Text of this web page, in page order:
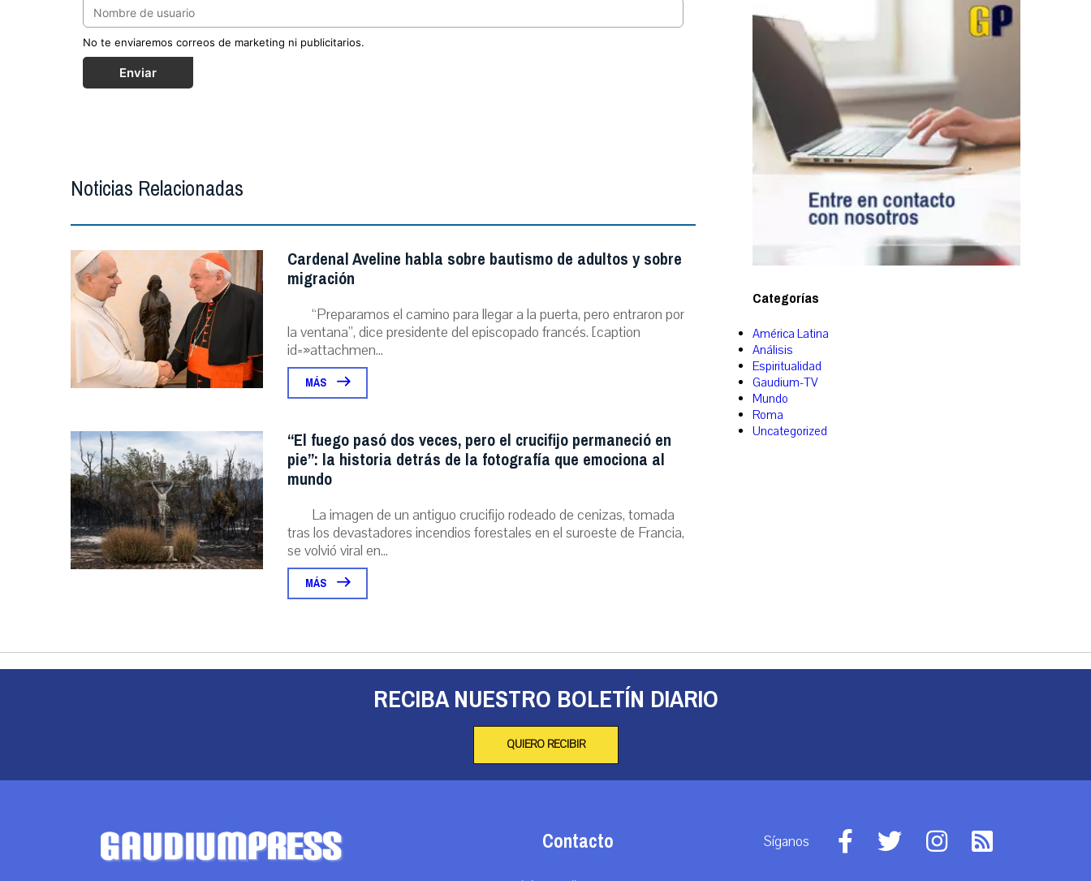
No te enviaremos correos de marketing ni publicitarios.
Enviar
Noticias Relacionadas
Cardenal Aveline habla sobre bautismo de adultos y sobre
migración
“Preparamos el camino para llegar a la puerta, pero entraron por
la ventana”, dice presidente del episcopado francés. [caption
id=»attachmen...
MÁS
“El fuego pasó dos veces, pero el crucifijo permaneció en
pie”: la historia detrás de la fotografía que emociona al
mundo
La imagen de un antiguo crucifijo rodeado de cenizas, tomada
tras los devastadores incendios forestales en el suroeste de Francia,
se volvió viral en...
MÁS
Categorías
América Latina
Análisis
Espiritualidad
Gaudium-TV
Mundo
Roma
Uncategorized
RECIBA NUESTRO BOLETÍN DIARIO
QUIERO RECIBIR
Contacto Síganos